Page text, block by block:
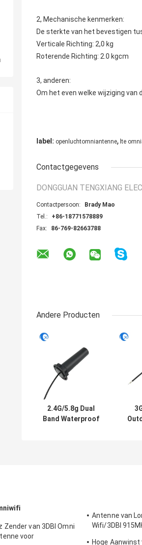
2, Mechanische kenmerken:
De sterkte van het bevestigen
Verticale Richting: 2,0 kg
Roterende Richting: 2.0 kgcm
3, anderen:
Om het even welke wijziging
label: openluchtomniantenne, lte
Contactgegevens
DONGGUAN TENGXIANG
Contactpersoon:
Brady Mao
Tel.:
+86-18771578889
Fax:
86-769-82663788
Andere Producten
2.4G/5.8g Dual
Band Waterproof
Zender van 3DBI Omni
voor
Antenne van
Wifi/3DBI
Hoge Aanwinst